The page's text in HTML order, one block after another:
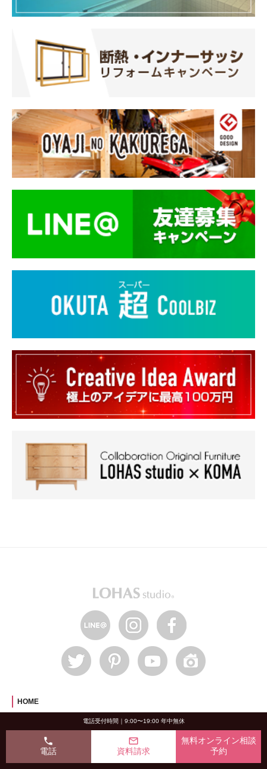
HOME
LOHAS studioについて
OKUTA8つの信頼の証
材工分離リフォーム
電話受付時間｜9:00〜19:00 年中無休
phone
電話
mail_outline
資料請求
無料オンライン相談
予約